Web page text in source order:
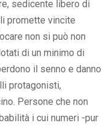
sedicente libero di
promette vincite
non si può non
di un minimo di
il senno e danno
protagonisti,
Persone che non
i cui numeri -pur